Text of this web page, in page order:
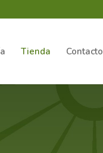
Tienda Contacto